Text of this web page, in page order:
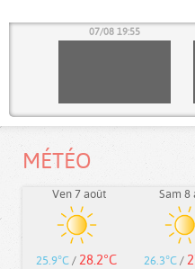
07/08 19:55
MÉTÉO
Ven 7 août
25.9°C / 28.2°C
Sam 8
26.3°C /